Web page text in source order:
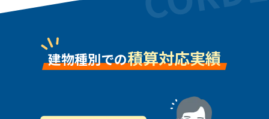
建物種別での積算対応実績